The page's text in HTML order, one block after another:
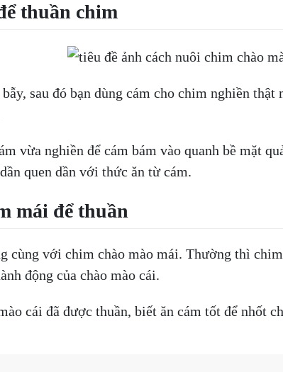
thuần chim
sau đó bạn dùng cám cho chim nghiền
vừa nghiền để cám bám vào quanh bề mặt
quen dần với thức ăn từ cám.
mái để thuần
cùng với chim chào mào mái. Thường thì
động của chào mào cái.
cái đã được thuần, biết ăn cám tốt để nhốt